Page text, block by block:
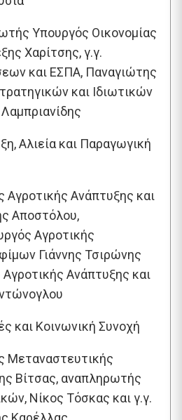
Υπουργός Οικονομίας
Χαρίτσης, γ.γ.
και ΕΣΠΑ, Παναγιώτης
και Ιδιωτικών
Αλιεία και Παραγωγική
Αγροτικής Ανάπτυξης και
Αποστόλου,
Αγροτικής
Γιάννης Τσιρώνης
Αγροτικής Ανάπτυξης και
και Κοινωνική Συνοχή
Μεταναστευτικής
Βίτσας, αναπληρωτής
Νίκος Τόσκας και γ.γ.